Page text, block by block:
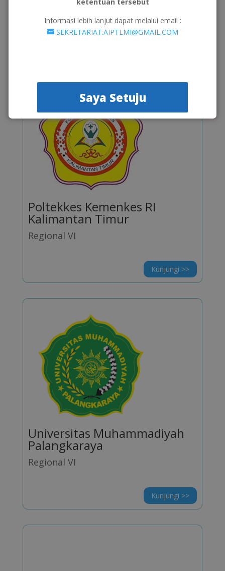
Poltekkes Kemenkes RI
Kalimantan Timur
Regional VI
Kunjungi >>
Universitas Muhammadiyah
Palangkaraya
Regional VI
Kunjungi >>
Informasi lebih lanjut dapat melalui email :
SEKRETARIAT.AIPTLMI@GMAIL.COM
Saya Setuju